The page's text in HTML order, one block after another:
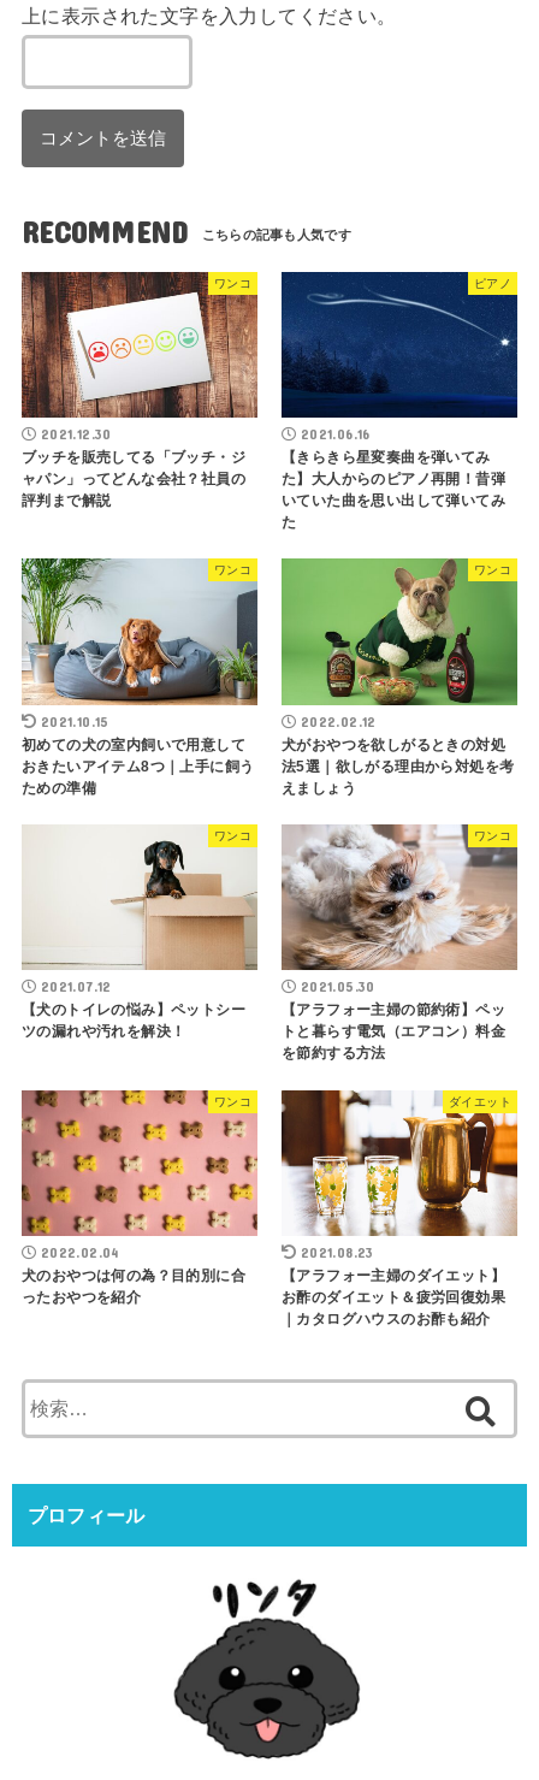
上に表示された文字を入力してください。
RECOMMEND
ワンコ
2021.12.30
ブッチを販売してる「ブッチ・ジ
ャパン」ってどんな会社？社員の
評判まで解説
ピアノ
2021.06.16
【きらきら星変奏曲を弾いてみ
た】大人からのピアノ再開！昔弾
いていた曲を思い出して弾いてみ
た
ワンコ
2021.10.15
初めての犬の室内飼いで用意して
おきたいアイテム8つ｜上手に飼う
ための準備
ワンコ
2022.02.12
犬がおやつを欲しがるときの対処
法5選｜欲しがる理由から対処を考
えましょう
ワンコ
2021.07.12
【犬のトイレの悩み】ペットシー
ツの漏れや汚れを解決！
ワンコ
2021.05.30
【アラフォー主婦の節約術】ペッ
トと暮らす電気（エアコン）料金
を節約する方法
ワンコ
2022.02.04
犬のおやつは何の為？目的別に合
ったおやつを紹介
ダイエット
2021.08.23
【アラフォー主婦のダイエット】
お酢のダイエット＆疲労回復効果
｜カタログハウスのお酢も紹介
索:
プロフィール